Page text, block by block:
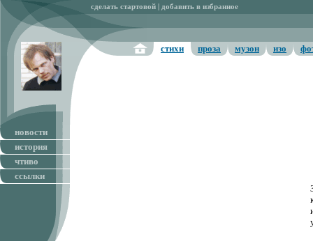
сделать стартовой добавить в избранное
стихи проза музон изо
новости
история
чтиво
ссылки